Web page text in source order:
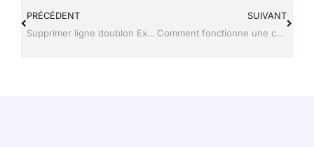
PRÉCÉDENT
Supprimer ligne doublon Excel : la méthode rapide pour sécuriser vos données
SUIVANT
Comment fonctionne une cave à vin connectée ?